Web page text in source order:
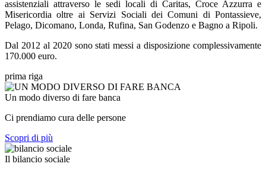
assistenziali attraverso le sedi locali di Caritas, Croce Azzurra e
Misericordia oltre ai Servizi Sociali dei Comuni di Pontassieve,
Pelago, Dicomano, Londa, Rufina, San Godenzo e Bagno a Ripoli.
Dal 2012 al 2020 sono stati messi a disposizione complessivamente
170.000 euro.
prima riga
Un modo diverso di fare banca
Ci prendiamo cura delle persone
Scopri di più
Il bilancio sociale